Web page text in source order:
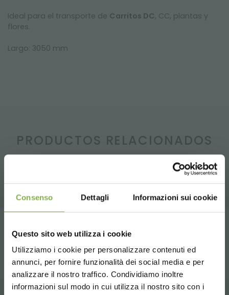
Consenso Dettagli Informazioni sui cookie
Questo sito web utilizza i cookie
Utilizziamo i cookie per personalizzare contenuti ed
annunci, per fornire funzionalità dei social media e per
analizzare il nostro traffico. Condividiamo inoltre
informazioni sul modo in cui utilizza il nostro sito con i
Ideal para el transporte de Carritos DC, CC, plantas y
flores.
Largo: 3050 mm
PRODUCTOS RELACIONADOS
Una selección de los mejores productos a la
compartir
DESCARGAR